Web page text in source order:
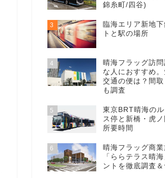
錦糸町/四谷)
3
臨海エリア新地
トと駅の場所
4
晴海フラッグ訪
な人におすすめ。
交通の便は？間
も調査
5
東京BRT晴海の
ス停と新橋・虎
所要時間
6
晴海フラッグ商
「ららテラス晴
ントを徹底調査＆